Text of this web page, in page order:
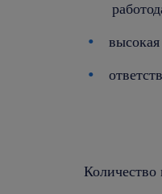
Количество